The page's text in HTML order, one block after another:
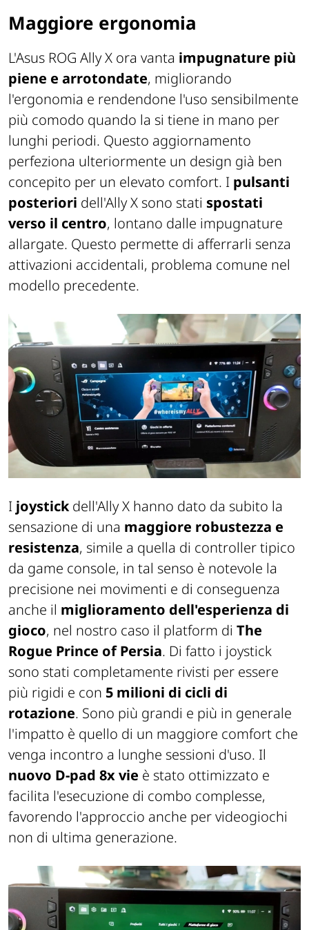
Maggiore ergonomia
L'Asus ROG Ally X ora vanta impugnature più
piene e arrotondate, migliorando
l'ergonomia e rendendone l'uso sensibilmente
più comodo quando la si tiene in mano per
lunghi periodi. Questo aggiornamento
perfeziona ulteriormente un design già ben
concepito per un elevato comfort. I pulsanti
posteriori dell'Ally X sono stati spostati
verso il centro, lontano dalle impugnature
allargate. Questo permette di afferrarli senza
attivazioni accidentali, problema comune nel
modello precedente.
I joystickdell'Ally X hanno dato da subito la
sensazione di una maggiore robustezza e
resistenza, simile a quella di controller tipico
da game console, in tal senso è notevole la
precisione nei movimenti e di conseguenza
anche il miglioramento dell'esperienza di
gioco, nel nostro caso il platform di The
Rogue Prince of Persia. Di fatto i joystick
sono stati completamente rivisti per essere
più rigidi e con 5 milioni di cicli di
rotazione. Sono più grandi e più in generale
l'impatto è quello di un maggiore comfort che
venga incontro a lunghe sessioni d'uso. Il
nuovo D-pad 8x vie è stato ottimizzato e
facilita l'esecuzione di combo complesse,
favorendo l'approccio anche per videogiochi
non di ultima generazione.